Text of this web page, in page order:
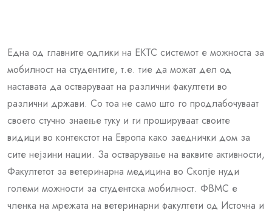
Една од главните одлики на ЕКТС системот е можноста за
мобилност на студентите, т.е. тие да можат дел од
наставата да остваруваат на различни факултети во
различни држави. Со тоа не само што го продлабочуваат
своето стучно знаење туку и ги прошируваат своите
видици во контекстот на Европа како заеднички дом за
сите нејзини нации. За остварување на ваквите активности,
Факултетот за ветеринарна медицина во Скопје нуди
големи можности за студентска мобилност. ФВМС е
членка на мрежата на ветеринарни факултети од Источна и